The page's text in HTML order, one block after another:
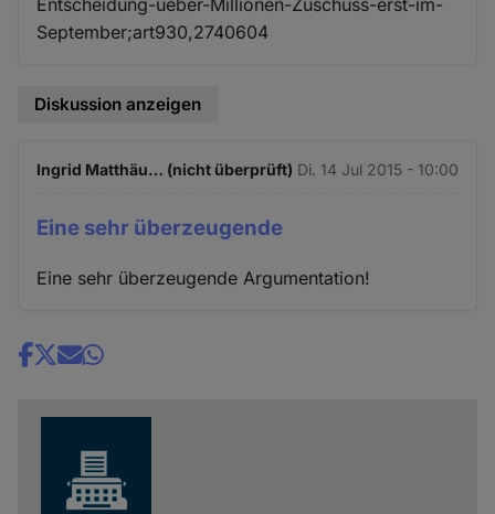
Entscheidung-ueber-Millionen-Zuschuss-erst-im-
September;art930,2740604
Diskussion anzeigen
Ingrid Matthäu… (nicht überprüft) Di. 14 Jul 2015 - 10:00
Eine sehr überzeugende
Eine sehr überzeugende Argumentation!
Share